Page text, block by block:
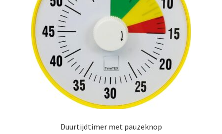
SCHOLEN
KOOPJES
Duurtijdtimer met pauzeknop